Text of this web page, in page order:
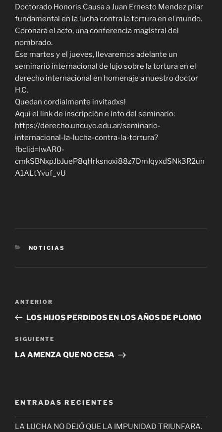
Doctorado Honoris Causa a Juan Ernesto Mendez pilar
fundamental en la lucha contra la tortura en el mundo.
Coronará el acto, una conferencia magistral del
nombrado.
Ese martes y el jueves, llevaremos adelante un
seminario internacional de lujo sobre la tortura en el
derecho internacional en homenaje a nuestro doctor
H.C.
Quedan cordialmente invitadxs!
Aquí el link de inscripción e info del seminario:
https://derecho.uncuyo.edu.ar/seminario-
internacional-la-lucha-contra-la-tortura?
fbclid=IwAR0-
cmkSBNxpJbJueP8qHrksnoxi88z7DmIqyxdSNk3R2un
A1ALtYvuf_vU
CATEGORÍAS
NOTICIAS
entradas
Entrada
anterior
ANTERIOR
LOS HIJOS PERDIDOS EN LOS AÑOS DE PLOMO
Siguiente
entrada
SIGUIENTE
LA AMENZA QUE NO CESA
ENTRADAS RECIENTES
LA LUCHA NO DEJÓ QUE LA IMPUNIDAD TRIUNFARA.